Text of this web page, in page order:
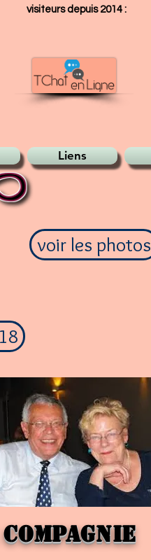
visiteurs depuis 2014 :
Liens
voir les photos